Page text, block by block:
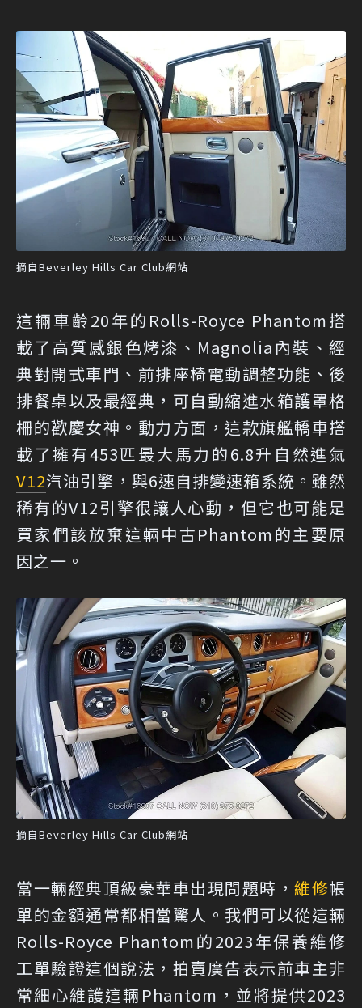
摘自Beverley Hills Car Club網站
這輛車齡20年的Rolls-Royce Phantom搭
載了高質感銀色烤漆、Magnolia內裝、經
典對開式車門、前排座椅電動調整功能、後
排餐桌以及最經典，可自動縮進水箱護罩格
柵的歡慶女神。動力方面，這款旗艦轎車搭
載了擁有453匹最大馬力的6.8升自然進氣
V12汽油引擎，與6速自排變速箱系統。雖然
稀有的V12引擎很讓人心動，但它也可能是
買家們該放棄這輛中古Phantom的主要原
因之一。
摘自Beverley Hills Car Club網站
當一輛經典頂級豪華車出現問題時， 維修帳
單的金額通常都相當驚人。我們可以從這輛
Rolls-Royce Phantom的2023年保養維修
工單驗證這個說法，拍賣廣告表示前車主非
常細心維護這輛Phantom，並將提供2023